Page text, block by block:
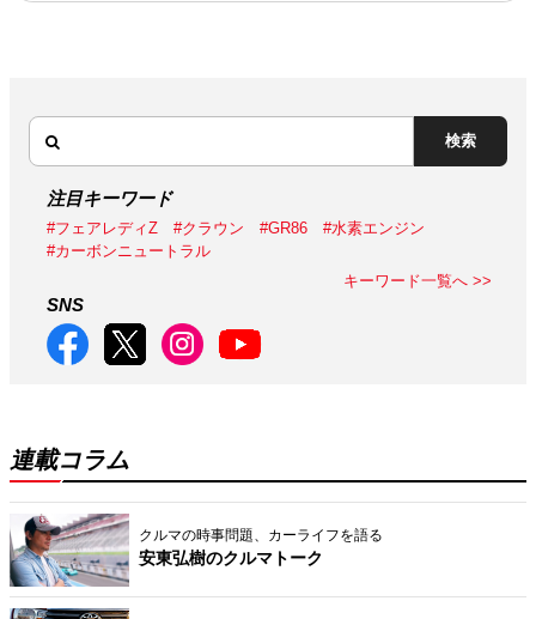
検索
注目キーワード
#フェアレディZ #クラウン #GR86
#水素エンジン
#カーボンニュートラル
キーワード一覧へ >>
SNS
連載コラム
クルマの時事問題、カーライフを語る
安東弘樹のクルマトーク